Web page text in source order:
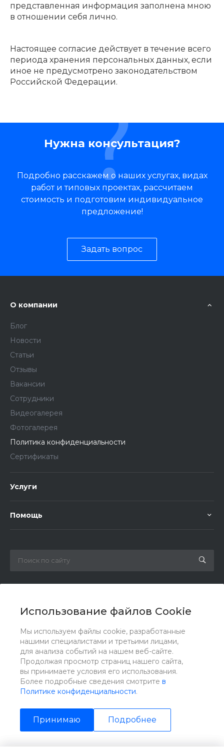
Использование файлов Cookie
Мы используем файлы cookie, разработанные
нашими специалистами и третьими лицами,
для анализа событий на нашем веб-сайте.
Продолжая просмотр страниц нашего сайта,
вы принимаете условия его использования.
Более подробные сведения смотрите в
Политике конфиденциальности.
Принимаю Подробнее
представленная информация заполнена мною
в отношении себя лично.
Настоящее согласие действует в течение всего
периода хранения персональных данных, если
иное не предусмотрено законодательством
Российской Федерации.
Нужна консультация?
Подробно расскажем о наших услугах, видах
работ и типовых проектах, рассчитаем
стоимость и подготовим индивидуальное
предложение!
Задать вопрос
О компании
Блог
Новости
Статьи
Отзывы
Вакансии
Сотрудники
Видеогалерея
Фотогалерея
Политика конфиденциальности
Сертификаты
Услуги
Помощь
info@gidrov.com
г. Челябинск, ул. Масленникова,17Б, оф.311